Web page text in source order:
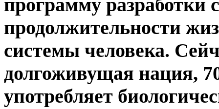
программу разработки
продолжительности
системы человека.
долгоживущая нация,
употребляет